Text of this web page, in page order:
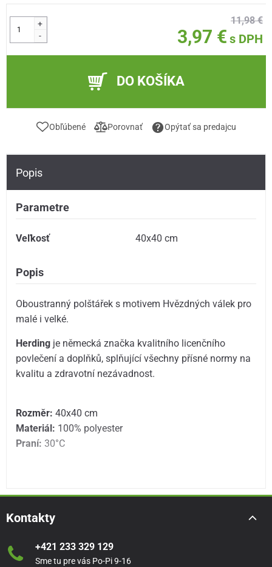
+
-
11,98 €
3,97 € s DPH
DO KOŠÍKA
Obľúbené Porovnať Opýtať sa predajcu
Popis
Parametre
Veľkosť 40x40 cm
Popis
Oboustranný polštářek s motivem Hvězdných válek pro
malé i velké.
Herding je německá značka kvalitního licenčního
povlečení a doplňků, splňující všechny přísné normy na
kvalitu a zdravotní nezávadnost.
Rozměr:40x40 cm
Materiál: 100% polyester
Praní: 30°C
Kontakty
+421 233 329 129
Sme tu pre vás Po-Pi 9-16